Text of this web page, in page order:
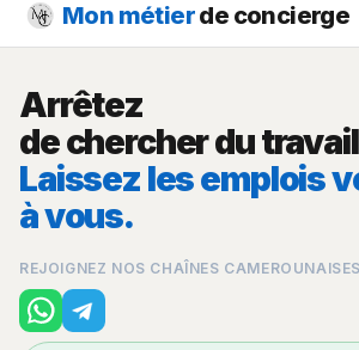
Mon métierde concierge
Arrêtez
de chercher du
Laissez les emplois
à vous.
REJOIGNEZ NOS CHAÎNES CAMEROUNAISES